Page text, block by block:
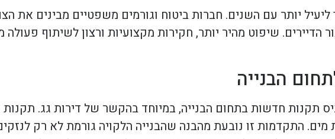
יותר עם השנים. חברות ביטוח וגורמים משפטיים מבינים את
הדיירים. שיפוט מהיר יותר, חקירות מקצועיות ורצון לשיתוף
הבנייה
תקנות חדשות בתחום הבנייה, במיוחד בהקשר של דירות גג.
מים. התקדמות זו נובעת מהבנה שהבנייה הלקויה גורמת לא רק